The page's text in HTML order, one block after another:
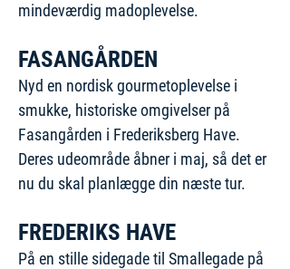
mindeværdig madoplevelse.
FASANGÅRDEN
Nyd en nordisk gourmetoplevelse i
smukke, historiske omgivelser på
Fasangården i Frederiksberg Have.
Deres udeområde åbner i maj, så det er
nu du skal planlægge din næste tur.
FREDERIKS HAVE
På en stille sidegade til Smallegade på